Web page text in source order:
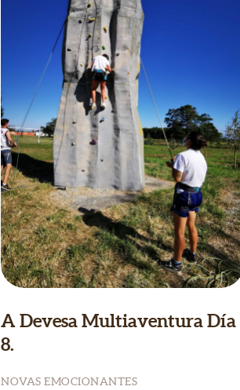
A Devesa Multiaventura Día
8.
NOVAS EMOCIONANTES